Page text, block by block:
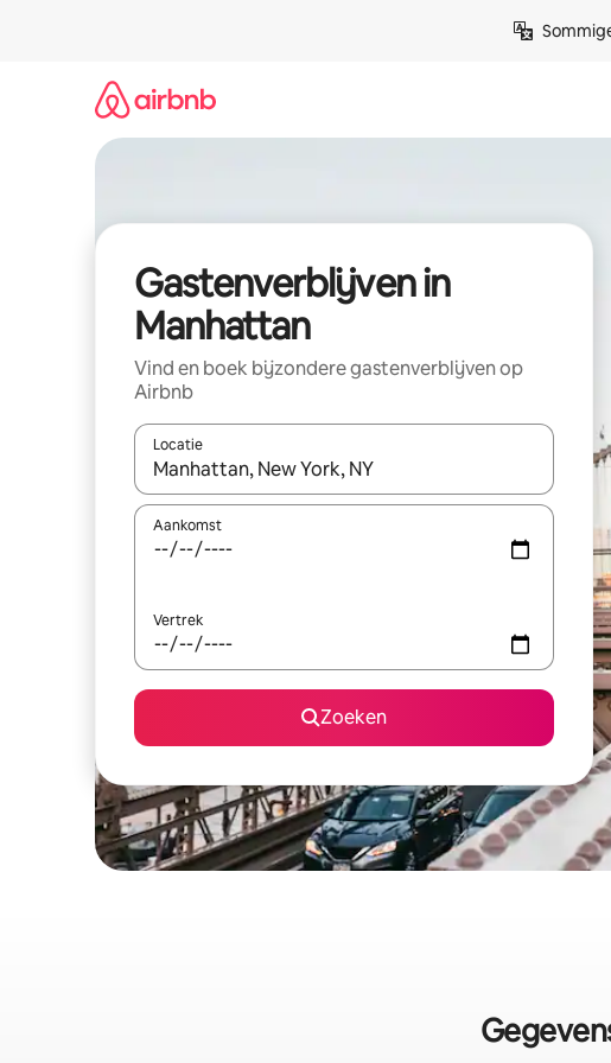
Gastenverblijven in
Manhattan
Vind en boek bijzondere gastenverblijven op
Airbnb
Locatie
Wanneer er resultaten beschikbaar zijn, maak je een
Aankomst
Vertrek
Zoeken